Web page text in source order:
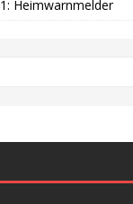
Heimwarnmelder